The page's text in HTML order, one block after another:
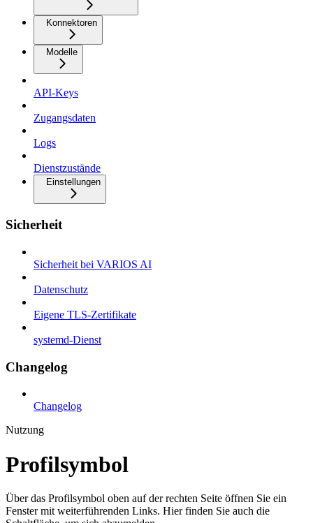
Konnektoren
Modelle
API-Keys
Zugangsdaten
Logs
Dienstzustände
Einstellungen
Sicherheit
Sicherheit bei VARIOS AI
Datenschutz
Eigene TLS-Zertifikate
systemd-Dienst
Changelog
Changelog
Nutzung
Profilsymbol
Über das Profilsymbol oben auf der rechten Seite öffnen Sie ein
Fenster mit weiterführenden Links. Hier finden Sie auch die